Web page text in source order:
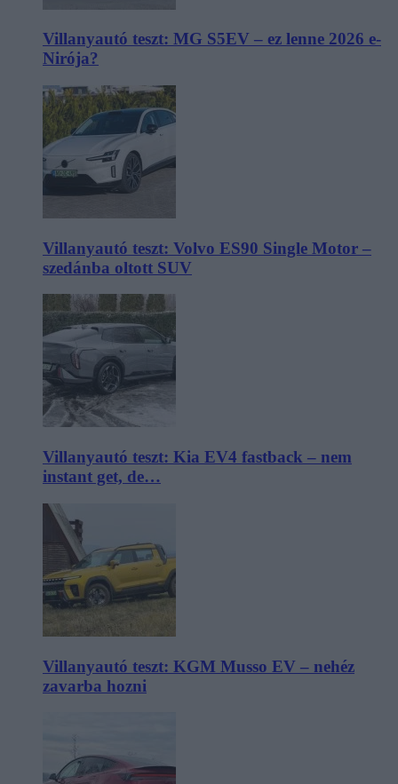
Villanyautó teszt: MG S5EV – ez lenne 2026 e-
Nirója?
Villanyautó teszt: Volvo ES90 Single Motor –
szedánba oltott SUV
Villanyautó teszt: Kia EV4 fastback – nem
instant get, de…
Villanyautó teszt: KGM Musso EV – nehéz
zavarba hozni